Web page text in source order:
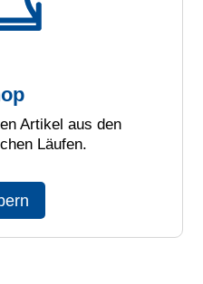
Artikel aus den
Läufen.